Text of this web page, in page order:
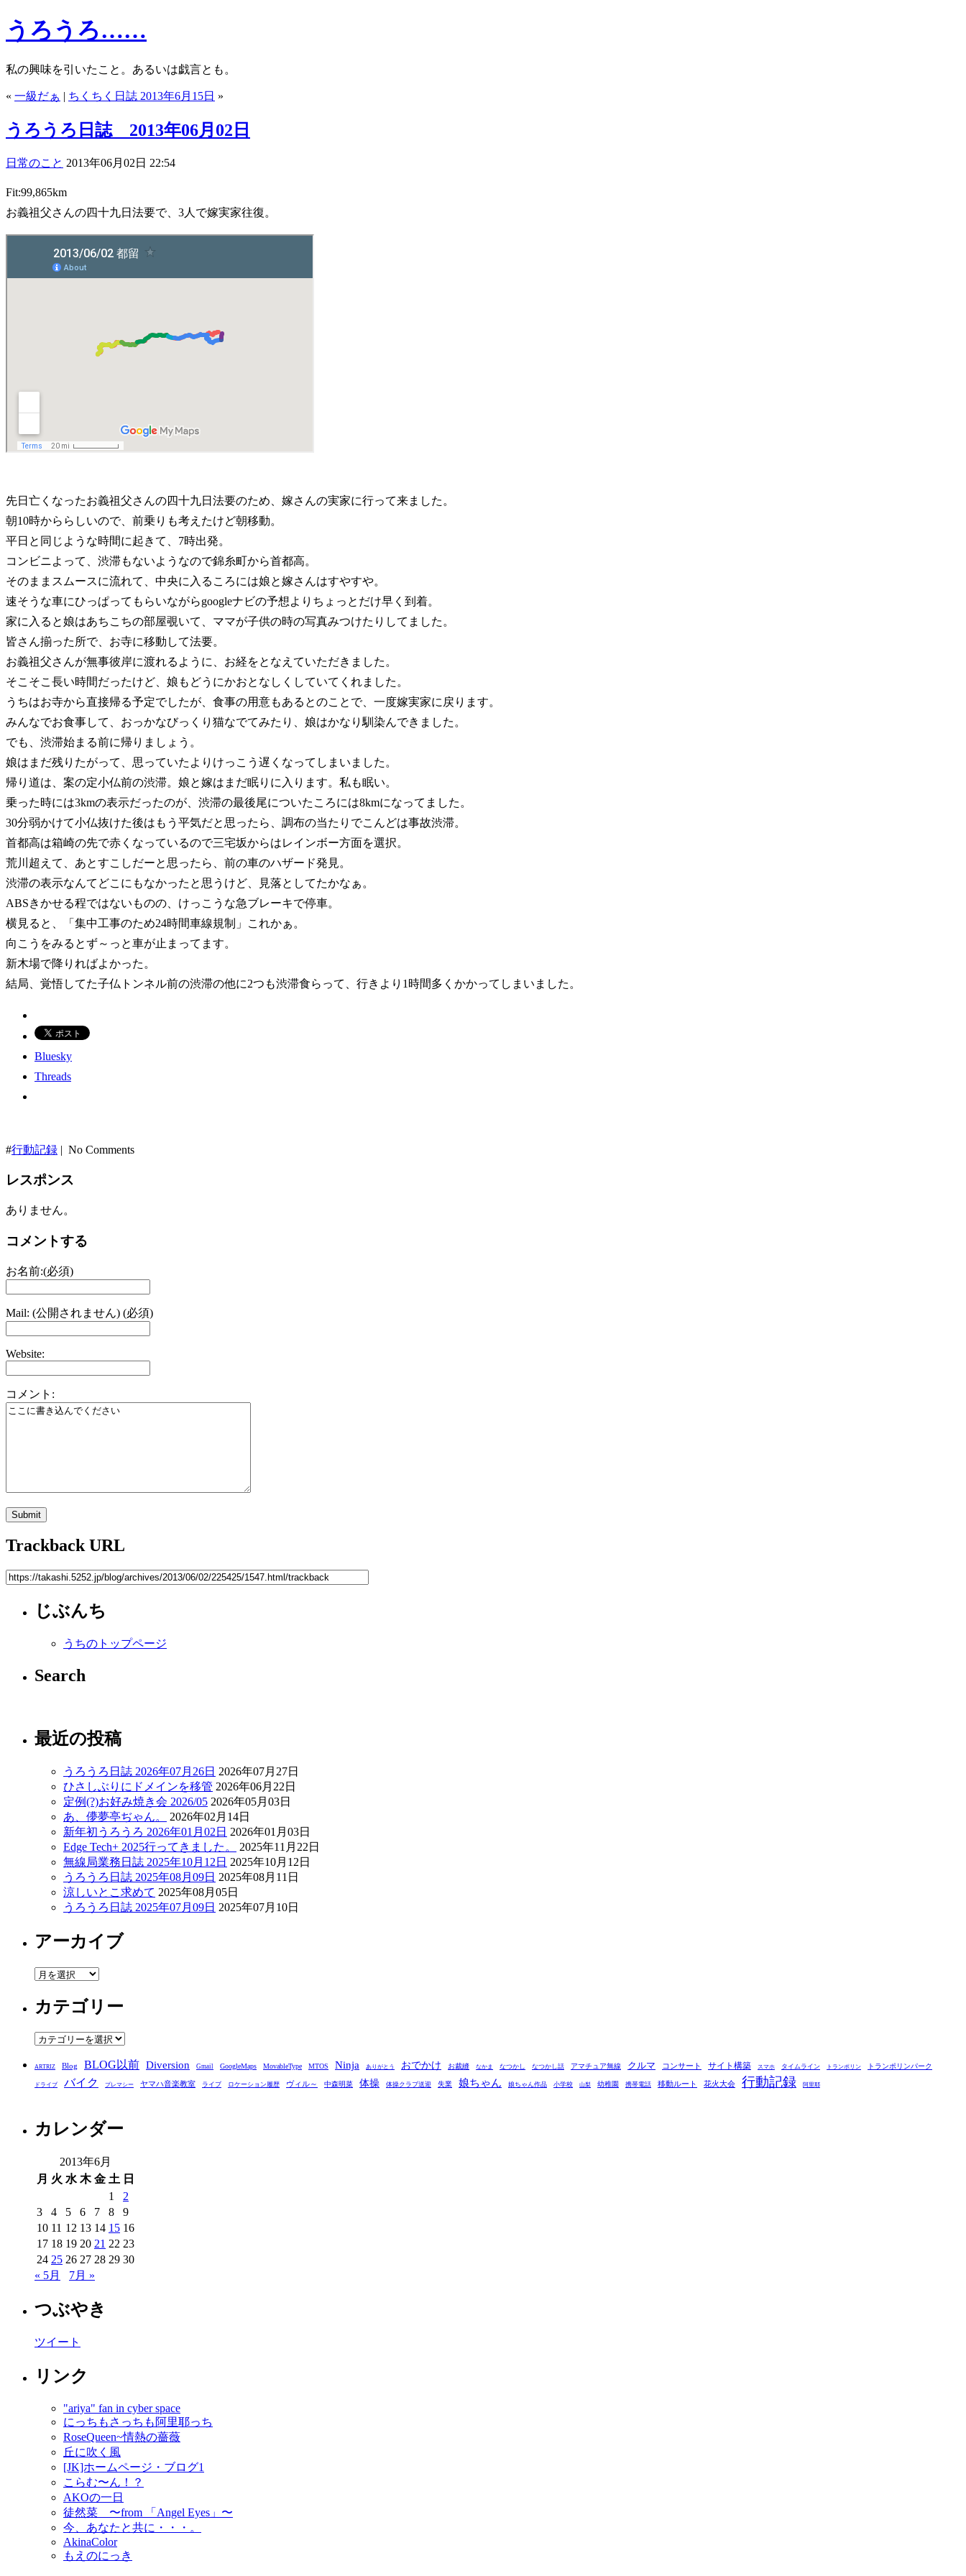
うろうろ……
私の興味を引いたこと。あるいは戯言とも。
« 一級だぁ | ちくちく日誌 2013年6月15日 »
うろうろ日誌 2013年06月02日
日常のこと 2013年06月02日 22:54
Fit:99,865km
お義祖父さんの四十九日法要で、3人で嫁実家往復。
先日亡くなったお義祖父さんの四十九日法要のため、嫁さんの実家に行って来ました。
朝10時かららしいので、前乗りも考えたけど朝移動。
平日と同じような時間に起きて、7時出発。
コンビニよって、渋滞もないようなので錦糸町から首都高。
そのままスムースに流れて、中央に入るころには娘と嫁さんはすやすや。
速そうな車にひっぱってもらいながらgoogleナビの予想よりちょっとだけ早く到着。
家に入ると娘はあちこちの部屋覗いて、ママが子供の時の写真みつけたりしてました。
皆さん揃った所で、お寺に移動して法要。
お義祖父さんが無事彼岸に渡れるように、お経をとなえていただきました。
そこそこ長い時間だったけど、娘もどうにかおとなしくしていてくれました。
うちはお寺から直接帰る予定でしたが、食事の用意もあるとのことで、一度嫁実家に戻ります。
みんなでお食事して、おっかなびっくり猫なでてみたり、娘はかなり馴染んできました。
でも、渋滞始まる前に帰りましょう。
娘はまだ残りたがって、思っていたよりけっこう遅くなってしまいました。
帰り道は、案の定小仏前の渋滞。娘と嫁はまだ眠りに入ります。私も眠い。
乗った時には3kmの表示だったのが、渋滞の最後尾についたころには8kmになってました。
30分弱かけて小仏抜けた後はもう平気だと思ったら、調布の当たりでこんどは事故渋滞。
首都高は箱崎の先で赤くなっているので三宅坂からはレインボー方面を選択。
荒川超えて、あとすこしだーと思ったら、前の車のハザード発見。
渋滞の表示なんてどこにもなかったと思うけど、見落としてたかなぁ。
ABSきかせる程ではないものの、けっこうな急ブレーキで停車。
横見ると、「集中工事のため24時間車線規制」これかぁ。
向こうをみるとず～っと車が止まってます。
新木場で降りればよかった。
結局、覚悟してた子仏トンネル前の渋滞の他に2つも渋滞食らって、行きより1時間多くかかってしまいました。
Bluesky
Threads
#行動記録 | No Comments
レスポンス
ありません。
コメントする
お名前:(必須)
Mail: (公開されません) (必須)
Website:
コメント:
Trackback URL
じぶんち
うちのトップページ
Search
最近の投稿
うろうろ日誌 2026年07月26日 2026年07月27日
ひさしぶりにドメインを移管 2026年06月22日
定例(?)お好み焼き会 2026/05 2026年05月03日
あ、儚夢亭ぢゃん。
2026年02月14日
新年初うろうろ 2026年01月02日 2026年01月03日
Edge Tech+ 2025行ってきました。
2025年11月22日
無線局業務日誌 2025年10月12日 2025年10月12日
うろうろ日誌 2025年08月09日 2025年08月11日
涼しいとこ求めて 2025年08月05日
うろうろ日誌 2025年07月09日 2025年07月10日
アーカイブ
ア
カ
イ
ブ
カテゴリー
カ
ゴ
リ
ARTRIZ Blog BLOG以前 Diversion Gmail GoogleMaps MovableType MTOS Ninja ありがとう おでかけ お裁縫 なかま なつかし なつかし話 アマチュア無線 クルマ コンサート サイト構築 スマホ タイムライン トランポリン トランポリンパーク
ドライブ バイク プレマシー ヤマハ音楽教室 ライブ ロケーション履歴 ヴィル～ 中森明菜 体操 体操クラブ送迎 失業 娘ちゃん 娘ちゃん作品 小学校 山梨 幼稚園 携帯電話 移動ルート 花火大会 行動記録 阿里耶
カレンダー
2013年6月
月 火 水 木 金 土 日
1
2
3
4 5 6 7 8
9
10 11 12 13 14 15 16
17 18 19 20 21 22 23
24 25 26 27 28 29 30
« 5月
7月 »
つぶやき
ツイート
リンク
"ariya" fan in cyber space
にっちもさっちも阿里耶っち
RoseQueen~情熱の薔薇
丘に吹く風
[JK]ホームページ・ブログ1
こらむ〜ん！？
AKOの一日
徒然菜 〜from 「Angel Eyes」〜
今、あなたと共に・・・。
AkinaColor
もえのにっき